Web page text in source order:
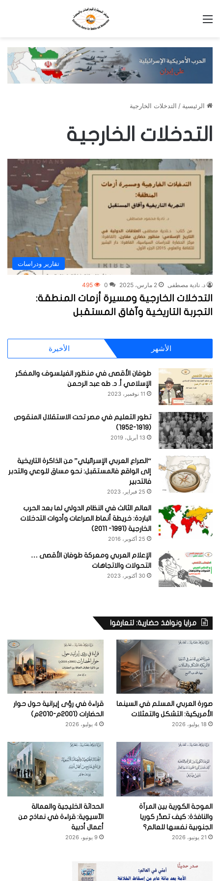
الرئيسية / التدخلات الخارجية
التدخلات الخارجية
تقارير ودراسات
د. نادية مصطفى 2 مارس، 2025 0
495
التدخلات الخارجية ومسيرة أزمات المنطقة:
التجربة التاريخية وآفاق المستقبل
الأشهر الأخيرة
طوفان الأقصى في منظور الفيلسوف والمفكر
الإسلامي أ. د. طه عبد الرحمن
11 نوفمبر، 2023
تطور التعليم في مصر تحت الاستقلال المنقوص
(1919-1952)
13 أبريل، 2019
“الصراع العربي الإسرائيلي” من الذاكرة التاريخية
إلى الواقع فالمستقبل: نحو مساق للوعي والتدبر
فالتدبير
25 فبراير، 2023
العالم الثالث في النظام الدولي لما بعد الحرب
الباردة: خريطة أنماط الصراعات وأدوات التدخلات
الخارجية (1991- 2011)
25 أكتوبر، 2016
الإعلام العربي ومعركة طوفان الأقصى …
التحولات والاتجاهات
30 أكتوبر، 2023
مرايا ونوافذ حضارية: لتعارفوا
صورة العربي المسلم في السينما
الأمريكية: التشكل والتمثلات
18 يوليو، 2026
قراءة في رؤى إيرانية حول حوار
الحضارات (2001م-2010م)
4 يوليو، 2026
الموجة الكورية بين المرآة
والنافذة: كيف تصدِّر كوريا
الجنوبية نفسها للعالم؟
21 يونيو، 2026
الحداثة الخليجية والعمالة
الآسيوية: قراءة في نماذج من
أعمال أدبية
9 يونيو، 2026